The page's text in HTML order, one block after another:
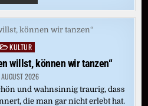
DES
ÖKONOMISCH
UNGLEICHEN
PAARES
PostedKULTUR
willst, können wir tanzen“
2026
und wahnsinnig traurig, dass
die man gar nicht erlebt hat.